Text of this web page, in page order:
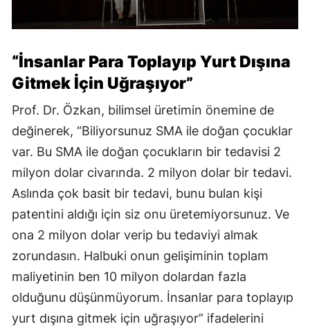
“İnsanlar Para Toplayıp Yurt Dışına
Gitmek İçin Uğraşıyor”
Prof. Dr. Özkan, bilimsel üretimin önemine de
değinerek, “Biliyorsunuz SMA ile doğan çocuklar
var. Bu SMA ile doğan çocukların bir tedavisi 2
milyon dolar civarında. 2 milyon dolar bir tedavi.
Aslında çok basit bir tedavi, bunu bulan kişi
patentini aldığı için siz onu üretemiyorsunuz. Ve
ona 2 milyon dolar verip bu tedaviyi almak
zorundasın. Halbuki onun gelişiminin toplam
maliyetinin ben 10 milyon dolardan fazla
olduğunu düşünmüyorum. İnsanlar para toplayıp
yurt dışına gitmek için uğraşıyor” ifadelerini